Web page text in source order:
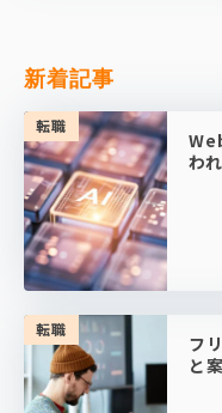
新着記事
転職
わ
転職
フ
と